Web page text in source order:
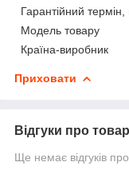
Гарантійний термін,
Модель товару
Країна-виробник
Приховати
Відгуки про товар
Ще немає відгуків